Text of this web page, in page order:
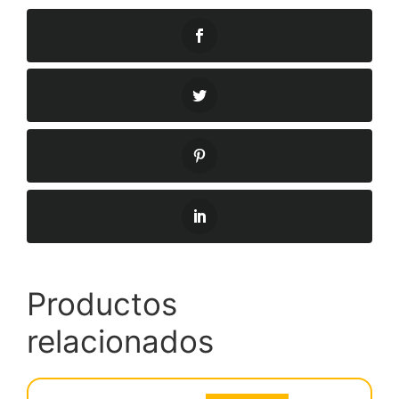
Productos
relacionados